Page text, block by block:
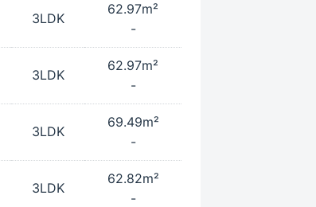
3LDK
62.97m²
-
3LDK
62.97m²
-
3LDK
69.49m²
-
3LDK
62.82m²
-